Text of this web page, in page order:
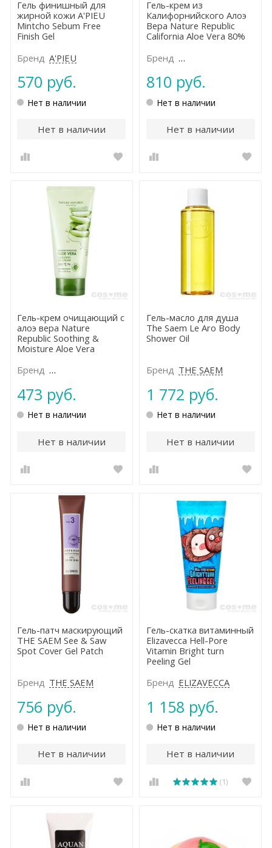
Гель финишный для
жирной кожи A'PIEU
Mintcho Sebum Free
Finish Gel
Бренд A'PIEU
570 руб.
Нет в наличии
Нет в наличии
Гель-крем из
Калифорнийского Алоэ
Вера Nature Republic
California Aloe Vera 80%
Бренд NATURE REPUBLIC
810 руб.
Нет в наличии
Нет в наличии
Гель-крем очищающий с
алоэ вера Nature
Republic Soothing &
Moisture Aloe Vera
Бренд NATURE REPUBLIC
473 руб.
Нет в наличии
Нет в наличии
Гель-масло для душа
The Saem Le Aro Body
Shower Oil
Бренд THE SAEM
1 772 руб.
Нет в наличии
Нет в наличии
Гель-патч маскирующий
THE SAEM See & Saw
Spot Cover Gel Patch
Бренд THE SAEM
756 руб.
Нет в наличии
Нет в наличии
Гель-скатка витаминный
Elizavecca Hell-Pore
Vitamin Bright turn
Peeling Gel
Бренд ELIZAVECCA
1 158 руб.
Нет в наличии
Нет в наличии
(1)